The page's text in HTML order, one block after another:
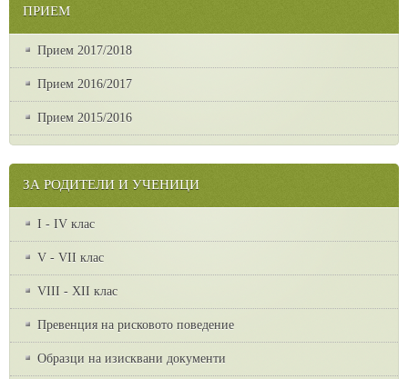
ПРИЕМ
Прием 2017/2018
Прием 2016/2017
Прием 2015/2016
ЗА РОДИТЕЛИ И УЧЕНИЦИ
I - IV клас
V - VII клас
VІІІ - ХІІ клас
Превенция на рисковото поведение
Образци на изисквани документи